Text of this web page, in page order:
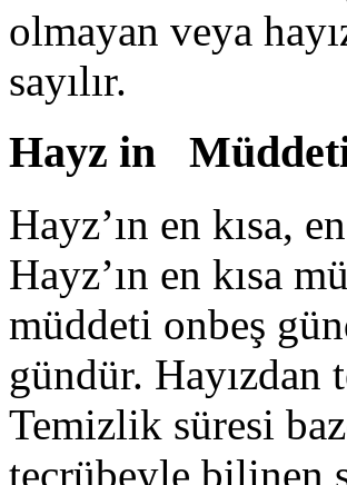
olmayan veya
sayılır.
Hayz in
Hayz’ın en kısa,
Hayz’ın en kısa
müddeti onbeş
gündür.
Temizlik süresi
tecrübeyle bilinen